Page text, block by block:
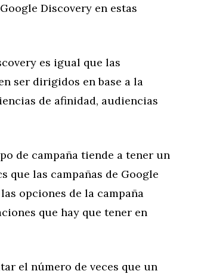
Discovery en estas
es igual que las
ser dirigidos en base a la
de afinidad, audiencias
de campaña tiende a tener un
que las campañas de Google
opciones de la campaña
que hay que tener en
el número de veces que un